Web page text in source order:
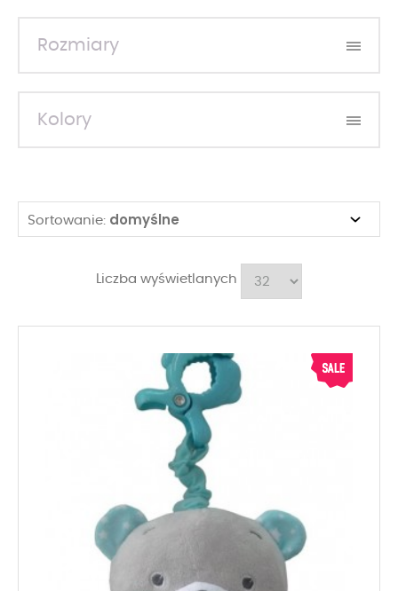
Rozmiary
Kolory
Sortowanie: domyślne
Liczba wyświetlanych